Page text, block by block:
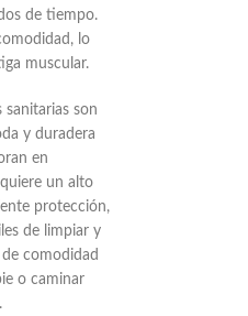
de tiempo.
lo
muscular.
sanitarias son
y duradera
en
un alto
protección,
de limpiar y
comodidad
o caminar